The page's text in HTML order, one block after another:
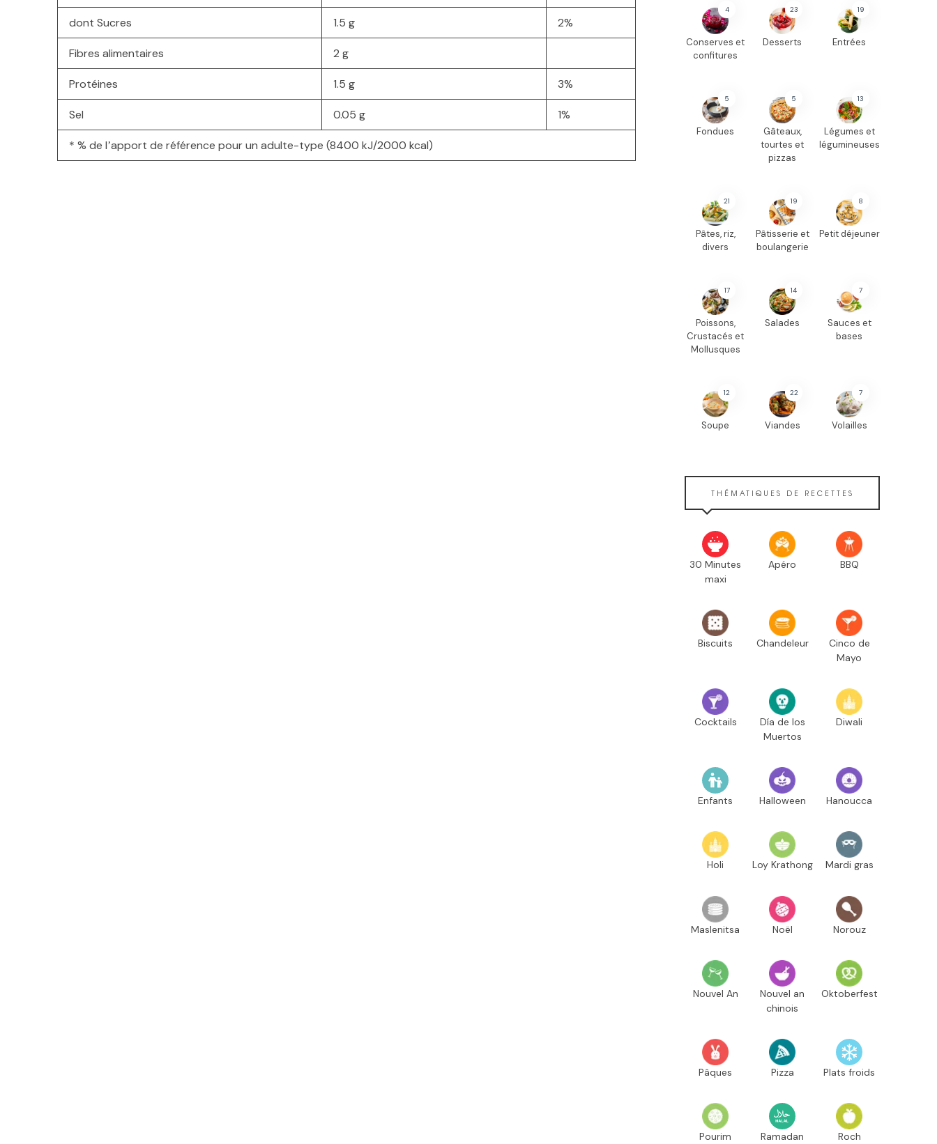
dont Sucres 1.5 g 2%
Fibres alimentaires 2 g
Protéines 1.5 g 3%
Sel 0.05 g 1%
* % de lʼapport de référence pour un adulte-type (8400 kJ/2000 kcal)
4
Conserves et
confitures
23
Desserts
19
Entrées
5
Fondues
5
Gâteaux,
tourtes et
pizzas
13
Légumes et
légumineuses
21
Pâtes, riz,
divers
19
Pâtisserie et
boulangerie
8
Petit déjeuner
17
Poissons,
Crustacés et
Mollusques
14
Salades
7
Sauces et
bases
12
Soupe
22
Viandes
7
Volailles
THÉMATIQUES DE RECETTES
30 Minutes
maxi
Apéro BBQ
Biscuits Chandeleur
Cinco de
Mayo
Cocktails
Día de los
Muertos
Diwali
Enfants Halloween Hanoucca
Holi Loy Krathong Mardi gras
Maslenitsa Noël Norouz
Nouvel An
Nouvel an
chinois
Oktoberfest
Pâques Pizza Plats froids
Pourim Ramadan Roch